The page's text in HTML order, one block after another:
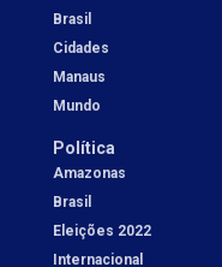
Brasil
Cidades
Manaus
Mundo
Política
Amazonas
Brasil
Eleições 2022
Internacional